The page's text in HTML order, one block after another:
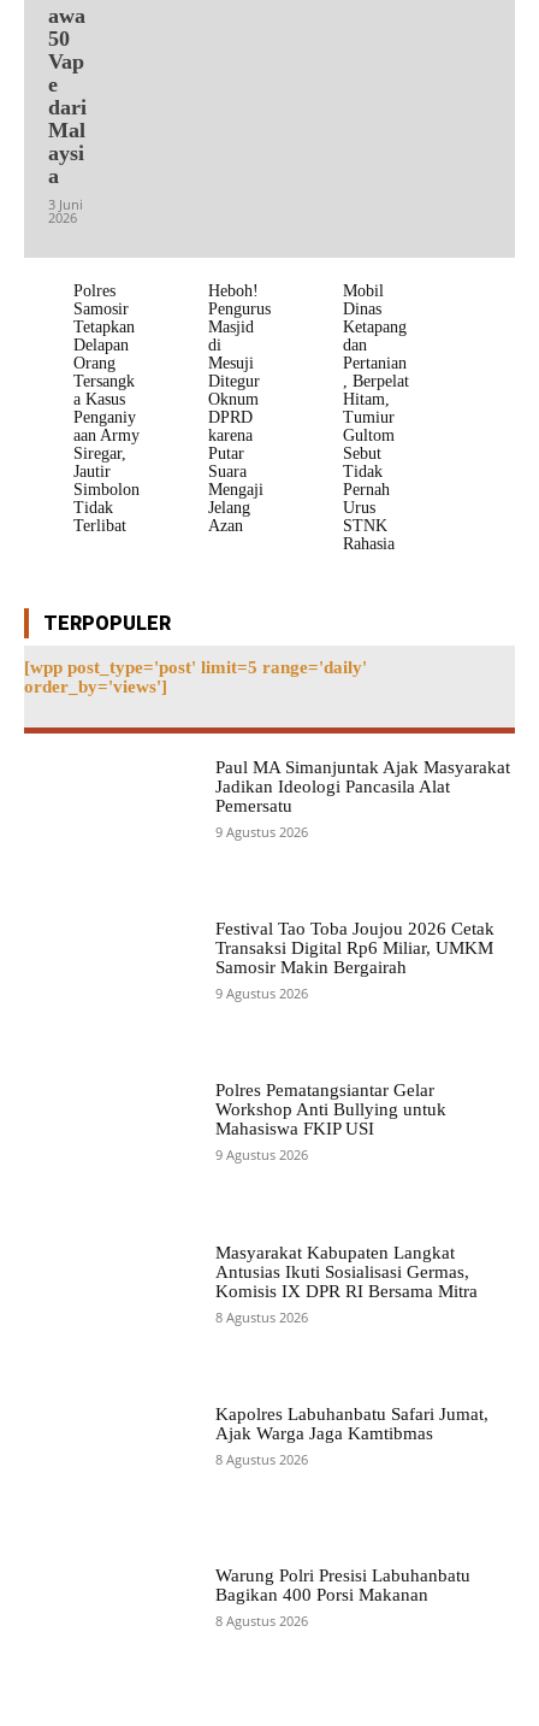
awa
50
Vap
e
dari
Mal
aysi
a
3 Juni
2026
Polres
Samosir
Tetapkan
Delapan
Orang
Tersangk
a Kasus
Penganiy
aan Army
Siregar,
Jautir
Simbolon
Tidak
Terlibat
Heboh!
Pengurus
Masjid
di
Mesuji
Ditegur
Oknum
DPRD
karena
Putar
Suara
Mengaji
Jelang
Azan
Mobil
Dinas
Ketapang
dan
Pertanian
, Berpelat
Hitam,
Tumiur
Gultom
Sebut
Tidak
Pernah
Urus
STNK
Rahasia
TERPOPULER
[wpp post_type='post' limit=5 range='daily'
order_by='views']
Paul MA Simanjuntak Ajak Masyarakat
Jadikan Ideologi Pancasila Alat
Pemersatu
9 Agustus 2026
Festival Tao Toba Joujou 2026 Cetak
Transaksi Digital Rp6 Miliar, UMKM
Samosir Makin Bergairah
9 Agustus 2026
Polres Pematangsiantar Gelar
Workshop Anti Bullying untuk
Mahasiswa FKIP USI
9 Agustus 2026
Masyarakat Kabupaten Langkat
Antusias Ikuti Sosialisasi Germas,
Komisis IX DPR RI Bersama Mitra
8 Agustus 2026
Kapolres Labuhanbatu Safari Jumat,
Ajak Warga Jaga Kamtibmas
8 Agustus 2026
Warung Polri Presisi Labuhanbatu
Bagikan 400 Porsi Makanan
8 Agustus 2026